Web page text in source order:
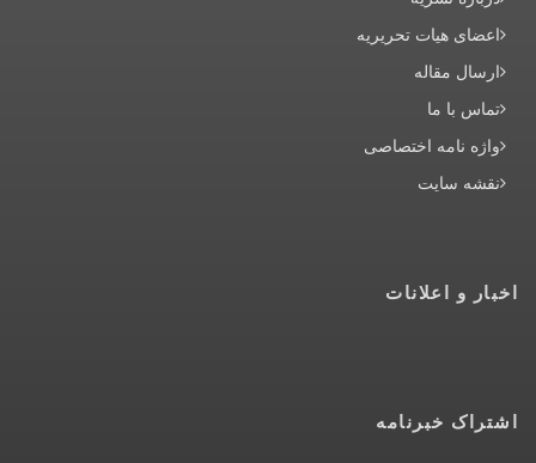
اعضای هیات تحریریه
ارسال مقاله
تماس با ما
واژه نامه اختصاصی
نقشه سایت
اخبار و اعلانات
اشتراک خبرنامه